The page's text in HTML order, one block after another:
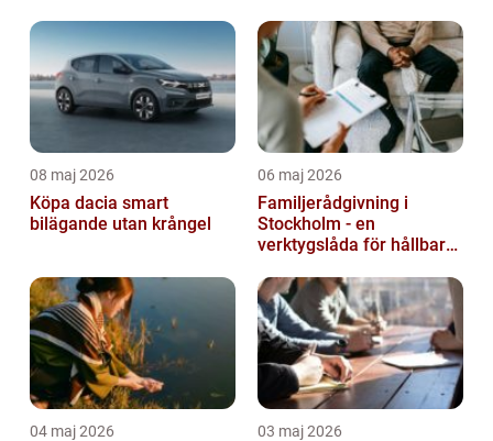
08 maj 2026
Köpa dacia smart
bilägande utan krångel
06 maj 2026
Familjerådgivning i
Stockholm - en
verktygslåda för hållbara
04 maj 2026 03 maj 2026